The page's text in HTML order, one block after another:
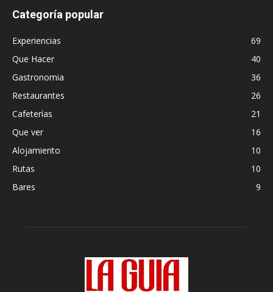
Categoría popular
Experiencias
69
Que Hacer
40
Gastronomia
36
Restaurantes
26
Cafeterías
21
Que ver
16
Alojamiento
10
Rutas
10
Bares
9